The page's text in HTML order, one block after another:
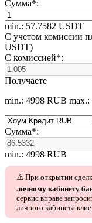
Сумма*:
min.: 57.7582 USDT
С учетом комиссии
USDT)
С комиссией*:
Получаете
min.: 4998 RUB
Сумма*:
min.: 4998 RUB
⚠️ При открытии
личному кабинету
сервис вправе
личного кабинета